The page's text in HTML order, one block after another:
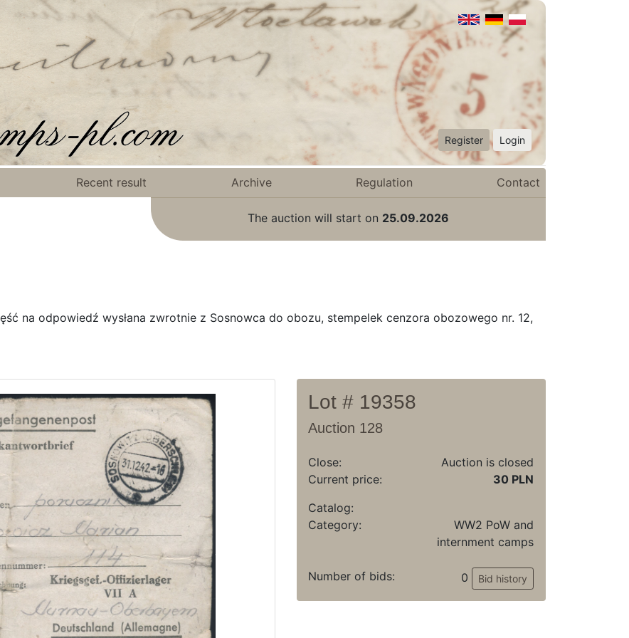
Register Login
Recent result Archive Regulation Contact
The auction will start on 25.09.2026
na odpowiedź wysłana zwrotnie z Sosnowca do obozu, stempelek cenzora obozowego nr. 12,
Lot # 19358
Auction 128
Close:
Auction is closed
Current price:
30 PLN
Catalog:
Category:
WW2 PoW and
internment camps
Number of bids: 0 Bid history